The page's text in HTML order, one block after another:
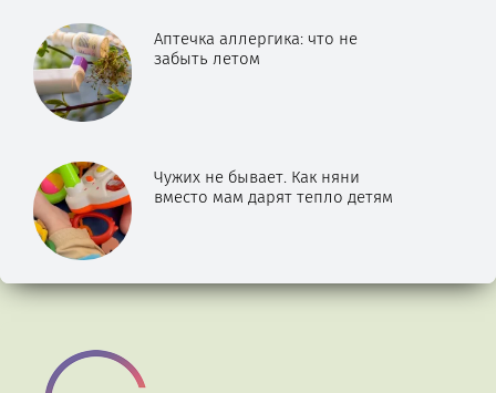
Аптечка аллергика: что не
забыть летом
Чужих не бывает. Как няни
вместо мам дарят тепло детям